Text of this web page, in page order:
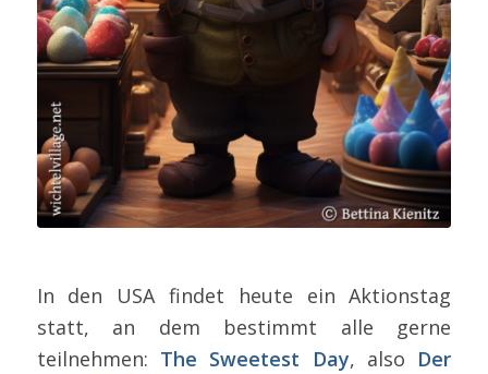
In den USA findet heute ein Aktionstag
statt, an dem bestimmt alle gerne
teilnehmen: The Sweetest Day, also Der